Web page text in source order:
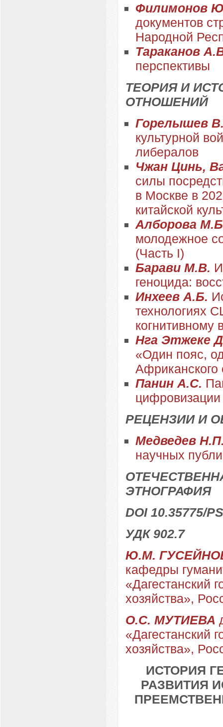
Филимонов
документов
Народной
Тараканов
перспективы
ТЕОРИЯ И
ОТНОШЕНИЙ
Горелышев
культурной
либералов
Чжан Цинь,
силы
в Москве в
китайской
Алборова
молодежное
(Часть I)
Барави М.В.
геноцида:
Инхеев А.Б.
технологиях
когнитивному
Нга Этжеке
«Один пояс,
Африканского
Панин А.С.
РЕЦЕНЗИИ И
Медведев
научных
ЭТНОГРАФИЯ
DOI 10.35775/
УДК 902.7
Ю.М.
кафедры
«Дагестанский
хозяйства»,
О.С. МУТИЕВА
«Дагестанский
хозяйства»,
ИСТОРИЯ
РАЗВИТИЯ